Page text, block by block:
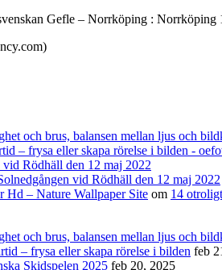
Gefle – Norrköping : Norrköping
och brus, balansen mellan ljus och
– frysa eller skapa rörelse i bilden -
vid Rödhäll den 12 maj 2022
vid Rödhäll den 12 maj 2022
– Nature Wallpaper Site om 14
och brus, balansen mellan ljus och
– frysa eller skapa rörelse i bilden feb
Skidspelen 2025 feb 20, 2025